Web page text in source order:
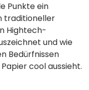
Punkte ein
traditioneller
Hightech-
und wie
Bedürfnissen
cool aussieht.